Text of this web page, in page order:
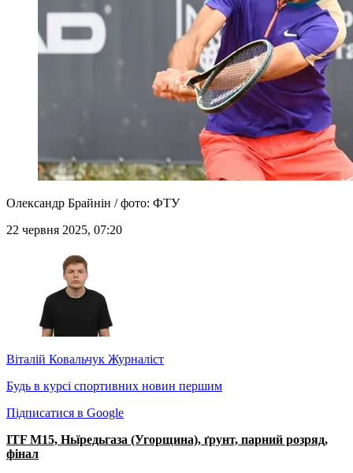
Олександр Брайнін / фото: ФТУ
22 червня 2025, 07:20
Віталій Ковальчук Журналіст
Будь в курсі спортивних новин першим
Підписатися в Google
ITF M15, Ньїредьгаза (Угорщина), ґрунт, парний розряд,
фінал